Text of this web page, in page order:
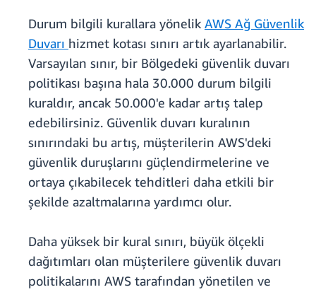
Durum bilgili kurallara yönelik AWS Ağ Güvenlik
Duvarı hizmet kotası sınırı artık ayarlanabilir.
Varsayılan sınır, bir Bölgedeki güvenlik duvarı
politikası başına hala 30.000 durum bilgili
kuraldır, ancak 50.000'e kadar artış talep
edebilirsiniz. Güvenlik duvarı kuralının
sınırındaki bu artış, müşterilerin AWS'deki
güvenlik duruşlarını güçlendirmelerine ve
ortaya çıkabilecek tehditleri daha etkili bir
şekilde azaltmalarına yardımcı olur.
Daha yüksek bir kural sınırı, büyük ölçekli
dağıtımları olan müşterilere güvenlik duvarı
politikalarını AWS tarafından yönetilen ve